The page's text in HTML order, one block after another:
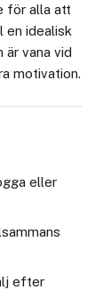
för alla att
en idealisk
vana vid
motivation.
eller
efter